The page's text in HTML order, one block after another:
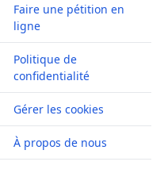
Faire une pétition en
ligne
Politique de
confidentialité
Gérer les cookies
À propos de nous